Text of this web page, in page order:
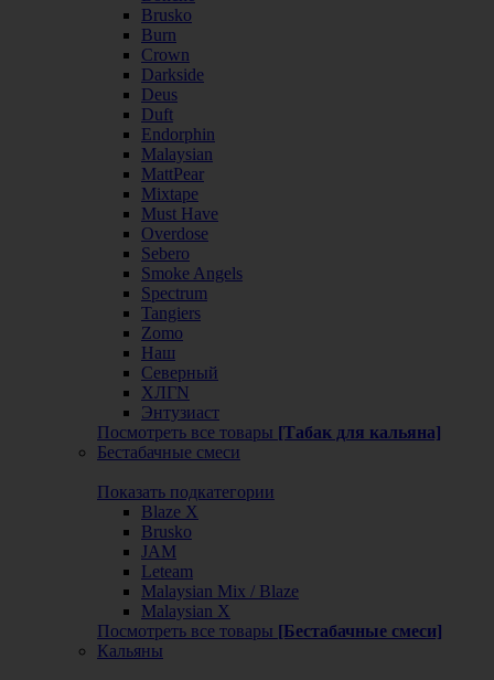
Brusko
Burn
Crown
Darkside
Deus
Duft
Endorphin
Malaysian
MattPear
Mixtape
Must Have
Overdose
Sebero
Smoke Angels
Spectrum
Tangiers
Zomo
Наш
Северный
ХЛГN
Энтузиаст
Посмотреть все товары [Табак для кальяна]
Бестабачные смеси
Показать подкатегории
Blaze X
Brusko
JAM
Leteam
Malaysian Mix / Blaze
Malaysian X
Посмотреть все товары [Бестабачные смеси]
Кальяны